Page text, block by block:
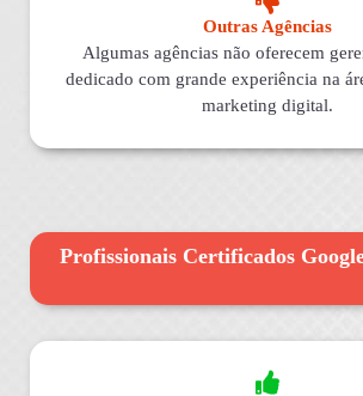
Outras Agências
Algumas agências não oferecem
dedicado com grande experiência na
marketing digital.
Profissionais Certificados